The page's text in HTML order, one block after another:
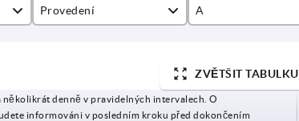
Provedení
C
A
74
ZVĚTŠIT TABULKU
několikrát denně v pravidelných intervalech. O
informováni v posledním kroku před dokončením